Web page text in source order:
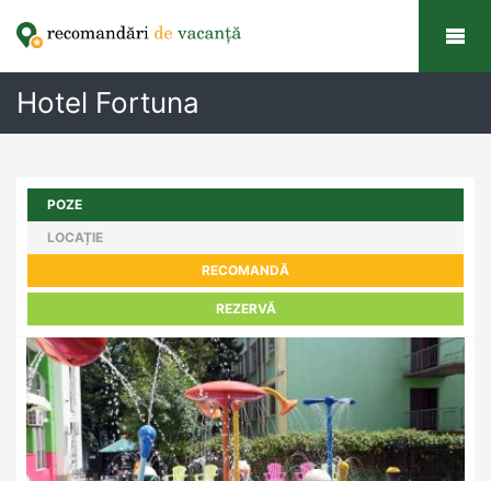
Hotel Fortuna
POZE
LOCAȚIE
RECOMANDĂ
REZERVĂ